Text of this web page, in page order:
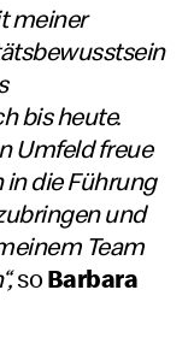
meiner
bis heute.
Umfeld freue
die Führung
und
Team
soBarbara